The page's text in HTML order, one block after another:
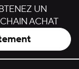
UN
ACHAT